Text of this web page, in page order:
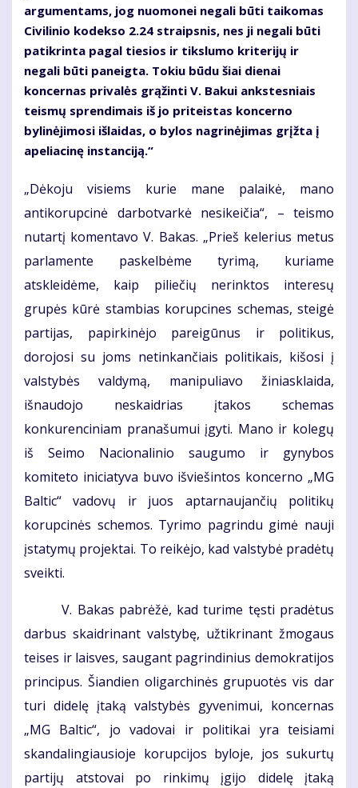
argumentams, jog nuomonei negali būti taikomas
Civilinio kodekso 2.24 straipsnis, nes ji negali būti
patikrinta pagal tiesios ir tikslumo kriterijų ir
negali būti paneigta. Tokiu būdu šiai dienai
koncernas privalės grąžinti V. Bakui ankstesniais
teismų sprendimais iš jo priteistas koncerno
bylinėjimosi išlaidas, o bylos nagrinėjimas grįžta į
apeliacinę instanciją.“
„Dėkoju visiems kurie mane palaikė, mano
antikorupcinė darbotvarkė nesikeičia“, – teismo
nutartį komentavo V. Bakas. „Prieš kelerius metus
parlamente paskelbėme tyrimą, kuriame
atskleidėme, kaip piliečių nerinktos interesų
grupės kūrė stambias korupcines schemas, steigė
partijas, papirkinėjo pareigūnus ir politikus,
dorojosi su joms netinkančiais politikais, kišosi į
valstybės valdymą, manipuliavo žiniasklaida,
išnaudojo neskaidrias įtakos schemas
konkurenciniam pranašumui įgyti. Mano ir kolegų
iš Seimo Nacionalinio saugumo ir gynybos
komiteto iniciatyva buvo išviešintos koncerno „MG
Baltic“ vadovų ir juos aptarnaujančių politikų
korupcinės schemos. Tyrimo pagrindu gimė nauji
įstatymų projektai. To reikėjo, kad valstybė pradėtų
sveikti.
V. Bakas pabrėžė, kad turime tęsti pradėtus
darbus skaidrinant valstybę, užtikrinant žmogaus
teises ir laisves, saugant pagrindinius demokratijos
principus. Šiandien oligarchinės grupuotės vis dar
turi didelę įtaką valstybės gyvenimui, koncernas
„MG Baltic“, jo vadovai ir politikai yra teisiami
skandalingiausioje korupcijos byloje, jos sukurtų
partijų atstovai po rinkimų įgijo didelę įtaką